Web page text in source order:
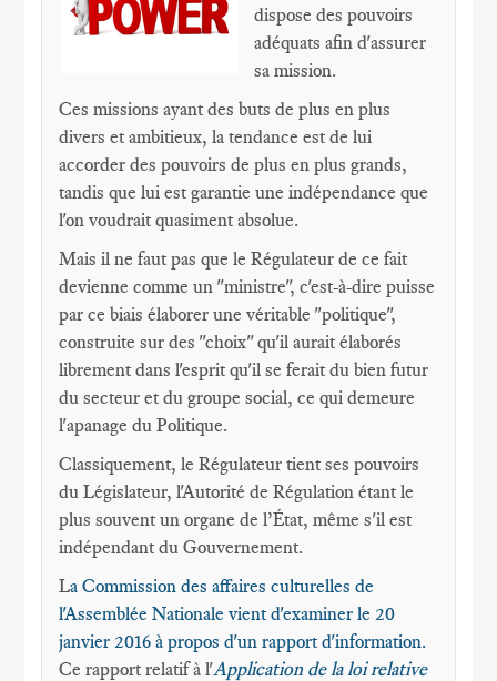
dispose des pouvoirs
adéquats afin d'assurer
sa mission.
Ces missions ayant des buts de plus en plus
divers et ambitieux, la tendance est de lui
accorder des pouvoirs de plus en plus grands,
tandis que lui est garantie une indépendance que
l'on voudrait quasiment absolue.
Mais il ne faut pas que le Régulateur de ce fait
devienne comme un "ministre", c'est-à-dire puisse
par ce biais élaborer une véritable "politique",
construite sur des "choix" qu'il aurait élaborés
librement dans l'esprit qu'il se ferait du bien futur
du secteur et du groupe social, ce qui demeure
l'apanage du Politique.
Classiquement, le Régulateur tient ses pouvoirs
du Législateur, l'Autorité de Régulation étant le
plus souvent un organe de l’État, même s'il est
indépendant du Gouvernement.
La Commission des affaires culturelles de
l'Assemblée Nationale vient d'examiner le 20
janvier 2016 à propos d'un rapport d'information.
Ce rapport relatif à l'Application de la loi relative